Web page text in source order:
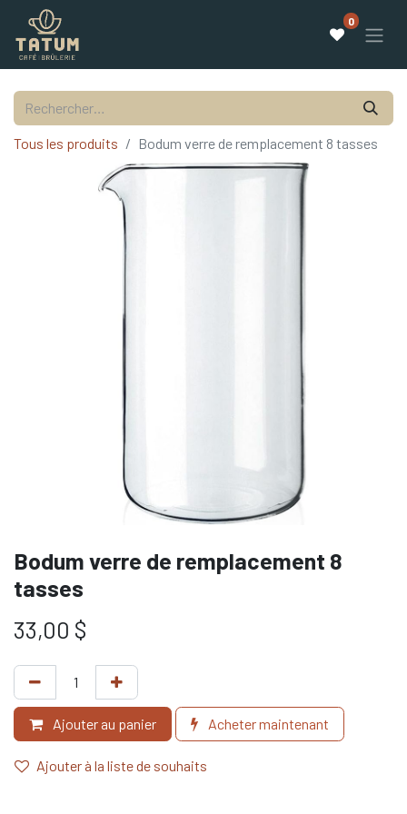
0
Tous les produits Bodum verre de remplacement 8 tasses
Bodum verre de remplacement 8
tasses
33,00 $
Ajouter au panier Acheter maintenant
Ajouter à la liste de souhaits